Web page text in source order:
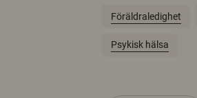
Föräldraledighet
Psykisk hälsa